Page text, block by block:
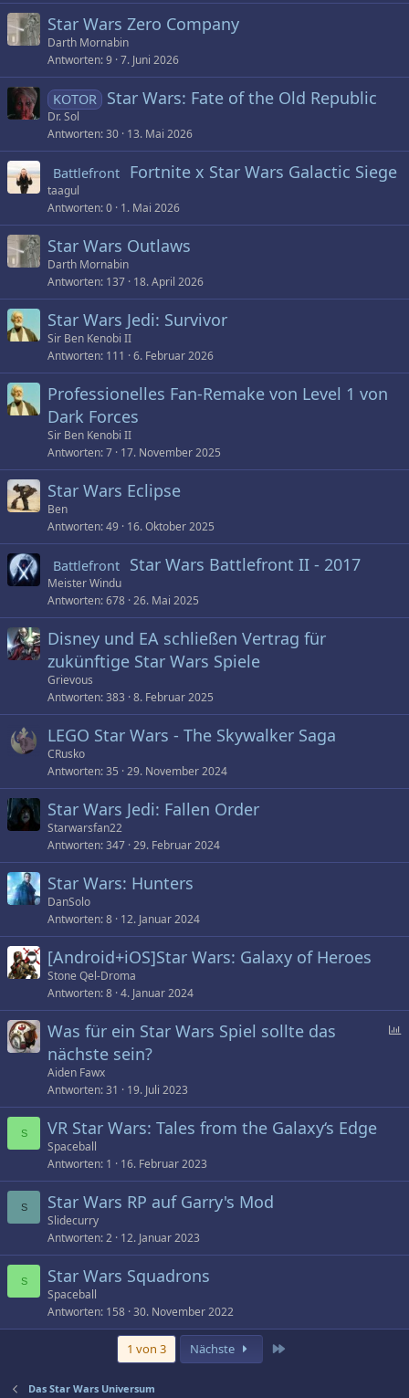
Star Wars Zero Company
Darth Mornabin
Antworten 9 7. Juni 2026
KOTOR Star Wars: Fate of the Old Republic
Dr. Sol
Antworten 30 13. Mai 2026
Battlefront Fortnite x Star Wars Galactic Siege
taagul
Antworten 0 1. Mai 2026
Star Wars Outlaws
Darth Mornabin
Antworten 137 18. April 2026
Star Wars Jedi: Survivor
Sir Ben Kenobi II
Antworten 111 6. Februar 2026
Professionelles Fan-Remake von Level 1 von
Dark Forces
Sir Ben Kenobi II
Antworten 7 17. November 2025
Star Wars Eclipse
Ben
Antworten 49 16. Oktober 2025
Battlefront Star Wars Battlefront II - 2017
Meister Windu
Antworten 678 26. Mai 2025
Disney und EA schließen Vertrag für
zukünftige Star Wars Spiele
Grievous
Antworten 383 8. Februar 2025
LEGO Star Wars - The Skywalker Saga
CRusko
Antworten 35 29. November 2024
Star Wars Jedi: Fallen Order
Starwarsfan22
Antworten 347 29. Februar 2024
Star Wars: Hunters
DanSolo
Antworten 8 12. Januar 2024
[Android+iOS]Star Wars: Galaxy of Heroes
Stone Qel-Droma
Antworten 8 4. Januar 2024
a
Was für ein Star Wars Spiel sollte das
nächste sein?
Aiden Fawx
Antworten 31 19. Juli 2023
S VR Star Wars: Tales from the Galaxy‘s Edge
Spaceball
Antworten 1 16. Februar 2023
S Star Wars RP auf Garry's Mod
Slidecurry
Antworten 2 12. Januar 2023
S Star Wars Squadrons
Spaceball
Antworten 158 30. November 2022
1 von 3 Nächste
Das Star Wars Universum